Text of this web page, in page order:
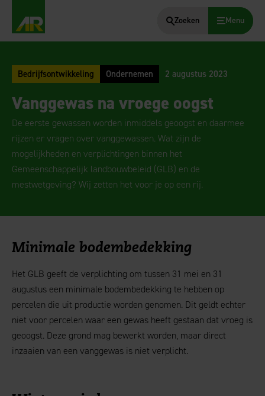
AgruniekRijnvallei
Zoeken Menu
Bedrijfsontwikkeling Ondernemen 2 augustus 2023
Vanggewas na vroege oogst
De eerste gewassen worden inmiddels geoogst en daarmee
rijzen er vragen over vanggewassen. Wat zijn de
mogelijkheden en verplichtingen binnen het
Gemeenschappelijk landbouwbeleid (GLB) en de
mestwetgeving? Wij zetten het voor je op een rij.
Minimale bodembedekking
Het GLB geeft de verplichting om tussen 31 mei en 31
augustus een minimale bodembedekking te hebben op
percelen die uit productie worden genomen. Dit geldt echter
niet voor percelen waar een gewas heeft gestaan dat vroeg is
geoogst. Deze grond mag bewerkt worden, maar direct
inzaaien van een vanggewas is niet verplicht.